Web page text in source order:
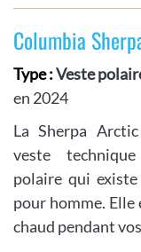
Columbia
Type :Veste
en 2024
La Sherpa
veste
polaire qui
pour homme. Elle
chaud pendant